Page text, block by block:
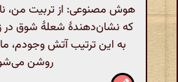
هوش مصنوعی: از تربیت من،
که نشان‌دهندهٔ شعلهٔ شوق در
به این ترتیب آتش وجودم،
روشن